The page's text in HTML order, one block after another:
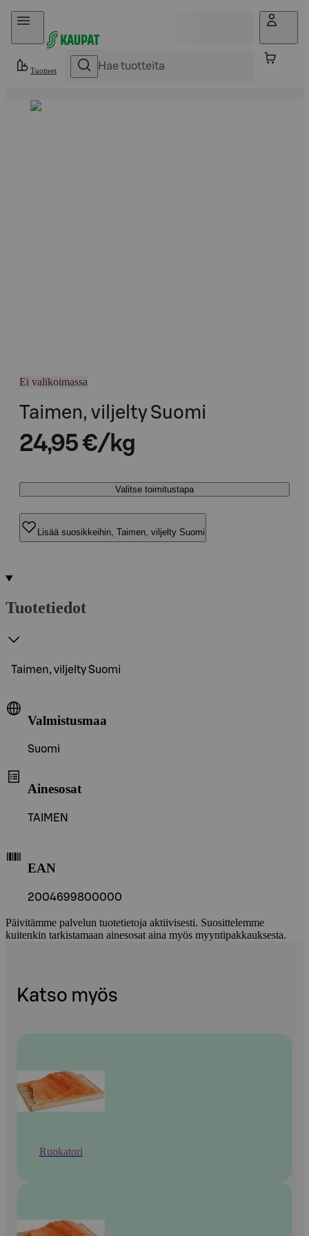
Hyppää sisältöön
Tuotteet
Ei valikoimassa
Taimen, viljelty Suomi
24,95 €/kg
Valitse toimitustapa
Lisää suosikkeihin, Taimen, viljelty Suomi
Tuotetiedot
Taimen, viljelty Suomi
Valmistusmaa
Suomi
Ainesosat
TAIMEN
EAN
2004699800000
Päivitämme palvelun tuotetietoja aktiivisesti. Suosittelemme
kuitenkin tarkistamaan ainesosat aina myös myyntipakkauksesta.
Katso myös
Ruokatori